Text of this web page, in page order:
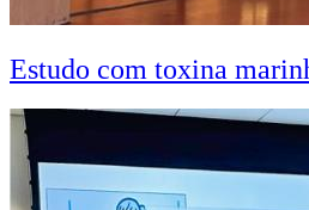
Estudo com toxina